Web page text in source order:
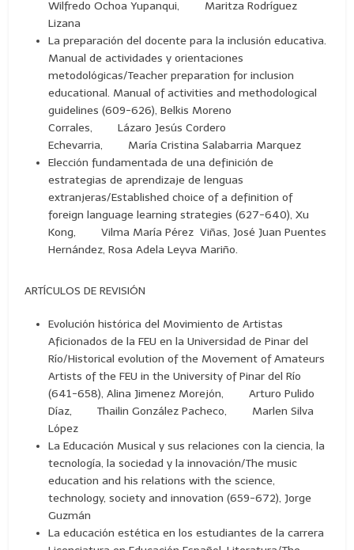
Wilfredo Ochoa Yupanqui, Maritza Rodríguez
Lizana
La preparación del docente para la inclusión educativa.
Manual de actividades y orientaciones
metodológicas/Teacher preparation for inclusion
educational. Manual of activities and methodological
guidelines (609-626), Belkis Moreno
Corrales, Lázaro Jesús Cordero
Echevarria, María Cristina Salabarria Marquez
Elección fundamentada de una definición de
estrategias de aprendizaje de lenguas
extranjeras/Established choice of a definition of
foreign language learning strategies (627-640), Xu
Kong, Vilma María Pérez Viñas, José Juan Puentes
Hernández, Rosa Adela Leyva Mariño.
ARTÍCULOS DE REVISIÓN
Evolución histórica del Movimiento de Artistas
Aficionados de la FEU en la Universidad de Pinar del
Río/Historical evolution of the Movement of Amateurs
Artists of the FEU in the University of Pinar del Río
(641-658), Alina Jimenez Morejón, Arturo Pulido
Díaz, Thailin González Pacheco, Marlen Silva
López
La Educación Musical y sus relaciones con la ciencia, la
tecnología, la sociedad y la innovación/The music
education and his relations with the science,
technology, society and innovation (659-672), Jorge
Guzmán
La educación estética en los estudiantes de la carrera